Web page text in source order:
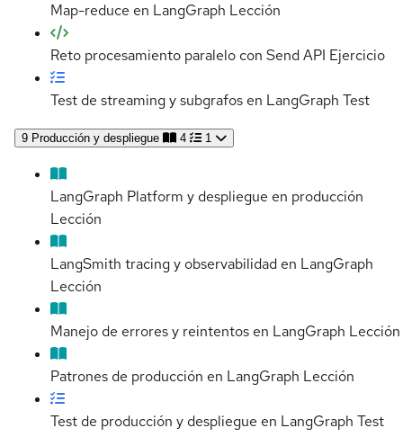
Map-reduce en LangGraph Lección
Reto procesamiento paralelo con Send API Ejercicio
Test de streaming y subgrafos en LangGraph Test
9 Producción y despliegue 4 1
LangGraph Platform y despliegue en producción
Lección
LangSmith tracing y observabilidad en LangGraph
Lección
Manejo de errores y reintentos en LangGraph Lección
Patrones de producción en LangGraph Lección
Test de producción y despliegue en LangGraph Test